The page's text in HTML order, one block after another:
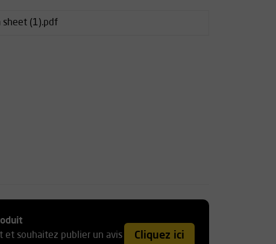
sheet (1).pdf
et souhaitez publier un avis
Cliquez ici